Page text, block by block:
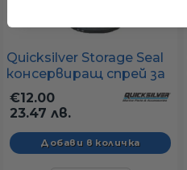
Quicksilver Storage Seal
консервиращ спрей за
двигатели
€12.00
23.47 лв.